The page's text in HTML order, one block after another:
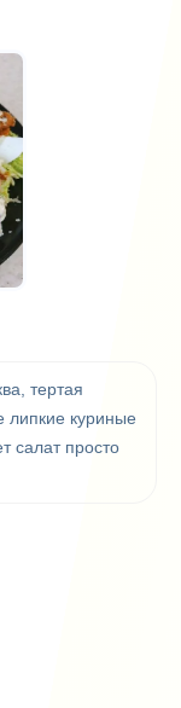
тертая
липкие куриные
салат просто